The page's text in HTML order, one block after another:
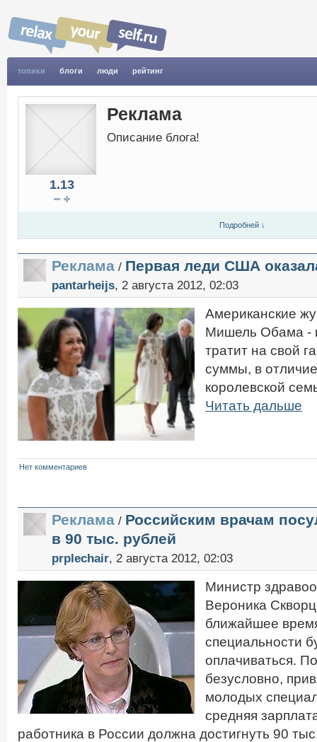
топики блоги люди рейтинг
1.13
Реклама
Описание блога!
Подробней ↓
Реклама / Первая леди США
pantarheijs, 2 августа 2012, 02:03
Американские
Мишель Обама -
тратит на свой
суммы, в
королевской
Читать дальше
Нет комментариев
Реклама / Российским врачам
в 90 тыс. рублей
prplechair, 2 августа 2012, 02:03
Министр
Вероника
ближайшее
специальности
оплачиваться.
безусловно,
молодых
средняя
работника в России должна достигнуть 90